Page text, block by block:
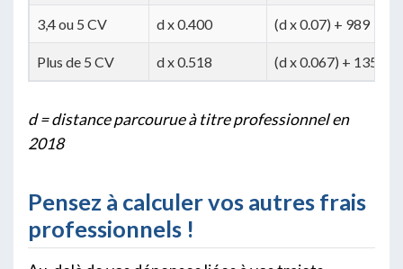
3,4 ou 5 CV d x 0.400 (d x 0.07) + 989
Plus de 5 CV d x 0.518 (d x 0.067) + 1351
d = distance parcourue à titre professionnel en
2018
Pensez à calculer vos autres frais
professionnels !